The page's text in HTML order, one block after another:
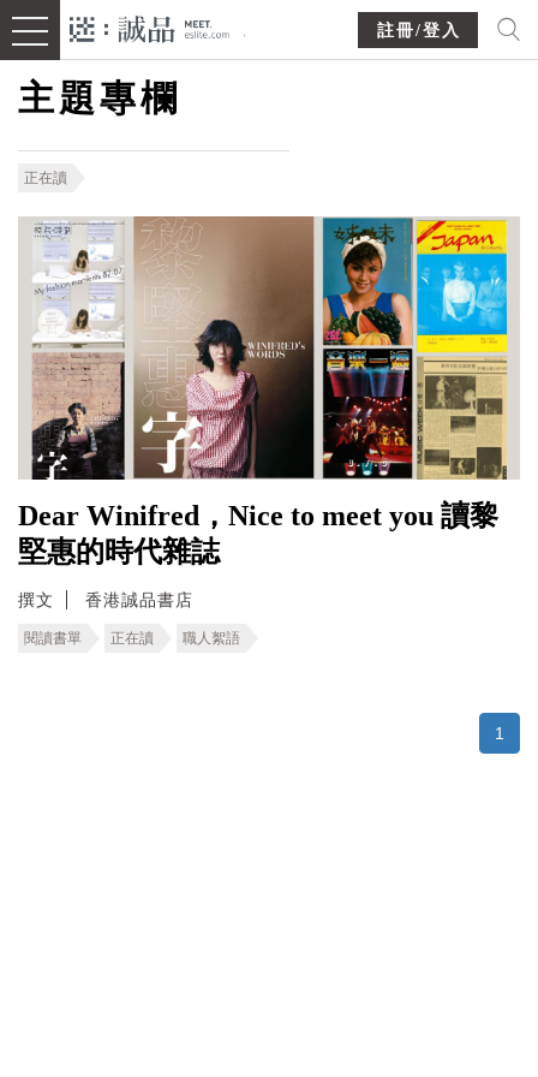
註冊/登入
主題專欄
正在讀
Dear Winifred，Nice to meet you 讀黎
堅惠的時代雜誌
撰文 香港誠品書店
閱讀書單 正在讀 職人絮語
1